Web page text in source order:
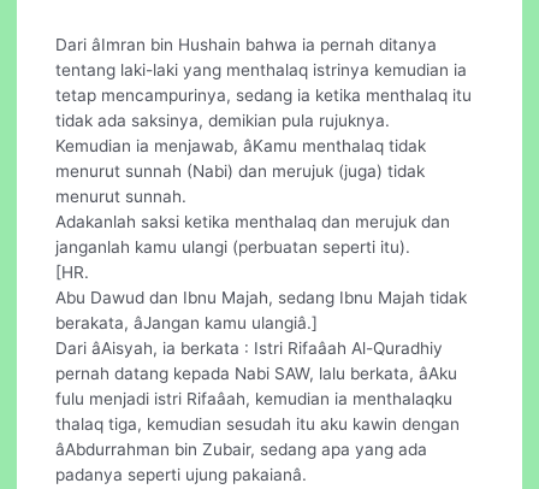
Dari âImran bin Hushain bahwa ia pernah ditanya
tentang laki-laki yang menthalaq istrinya kemudian ia
tetap mencampurinya, sedang ia ketika menthalaq itu
tidak ada saksinya, demikian pula rujuknya.
Kemudian ia menjawab, âKamu menthalaq tidak
menurut sunnah (Nabi) dan merujuk (juga) tidak
menurut sunnah.
Adakanlah saksi ketika menthalaq dan merujuk dan
janganlah kamu ulangi (perbuatan seperti itu).
[HR.
Abu Dawud dan Ibnu Majah, sedang Ibnu Majah tidak
berakata, âJangan kamu ulangiâ.]
Dari âAisyah, ia berkata : Istri Rifaâah Al-Quradhiy
pernah datang kepada Nabi SAW, lalu berkata, âAku
fulu menjadi istri Rifaâah, kemudian ia menthalaqku
thalaq tiga, kemudian sesudah itu aku kawin dengan
âAbdurrahman bin Zubair, sedang apa yang ada
padanya seperti ujung pakaianâ.